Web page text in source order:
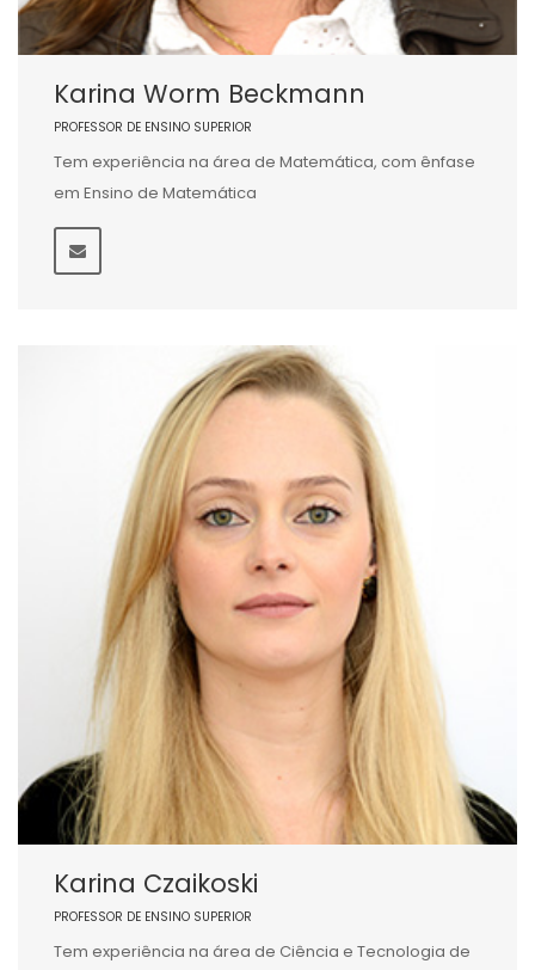
Karina Worm Beckmann
PROFESSOR DE ENSINO SUPERIOR
Tem experiência na área de Matemática, com ênfase
em Ensino de Matemática
Karina Czaikoski
PROFESSOR DE ENSINO SUPERIOR
Tem experiência na área de Ciência e Tecnologia de